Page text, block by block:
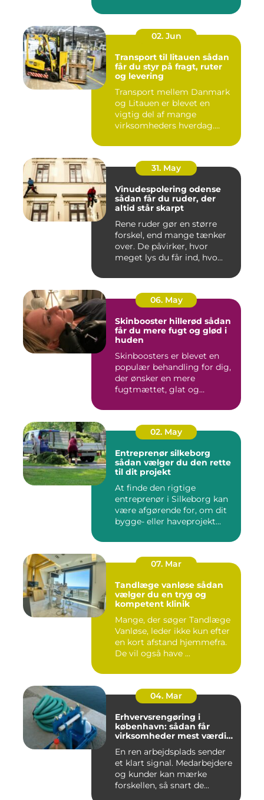
02. Jun
Transport til litauen sådan
får du styr på fragt, ruter
og levering
Transport mellem Danmark
og Litauen er blevet en
vigtig del af mange
virksomheders hverdag.
31. May
Vinudespolering odense
sådan får du ruder, der
altid står skarpt
Rene ruder gør en større
forskel, end mange tænker
over. De påvirker, hvor
meget lys du får ind, hvo...
06. May
Skinbooster hillerød sådan
får du mere fugt og glød i
huden
Skinboosters er blevet en
populær behandling for dig,
der ønsker en mere
fugtmættet, glat og
02. May
Entreprenør silkeborg
sådan vælger du den rette
til dit projekt
At finde den rigtige
entreprenør i Silkeborg kan
være afgørende for, om dit
bygge- eller haveprojekt...
07. Mar
Tandlæge vanløse sådan
vælger du en tryg og
kompetent klinik
Mange, der søger Tandlæge
Vanløse, leder ikke kun efter
en kort afstand hjemmefra.
De vil også have ...
04. Mar
Erhvervsrengøring i
københavn: sådan får
virksomheder mest værdi
En ren arbejdsplads sender
et klart signal. Medarbejdere
og kunder kan mærke
forskellen, så snart de...